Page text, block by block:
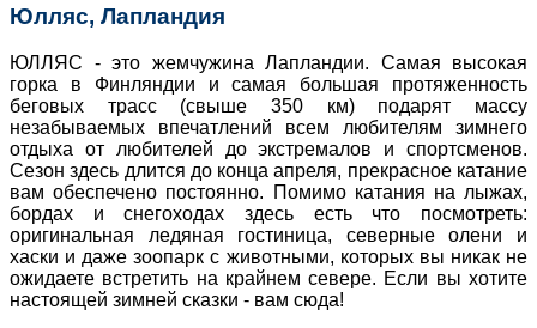
Юлляс, Лапландия
ЮЛЛЯС - это жемчужина Лапландии. Самая высокая
горка в Финляндии и самая большая протяженность
беговых трасс (свыше 350 км) подарят массу
незабываемых впечатлений всем любителям зимнего
отдыха от любителей до экстремалов и спортсменов.
Сезон здесь длится до конца апреля, прекрасное катание
вам обеспечено постоянно. Помимо катания на лыжах,
бордах и снегоходах здесь есть что посмотреть:
оригинальная ледяная гостиница, северные олени и
хаски и даже зоопарк с животными, которых вы никак не
ожидаете встретить на крайнем севере. Если вы хотите
настоящей зимней сказки - вам сюда!